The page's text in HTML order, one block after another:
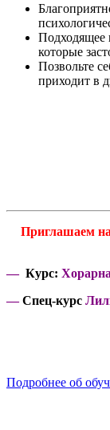
Подходящее
которые
Позвольте
приходит в
Приглашаем
— Курс:
—Спец-курс
Подробнее об